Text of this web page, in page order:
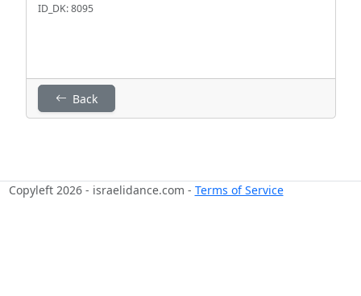
ID_DK: 8095
Back
Copyleft 2026 - israelidance.com - Terms of Service